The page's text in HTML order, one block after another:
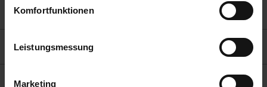
verwendeten Technologien und den Empfängern der
Daten finden Sie in unserer Datenschutzerklärung.
Komfortfunktionen
Leistungsmessung
Marketing
Hersteller